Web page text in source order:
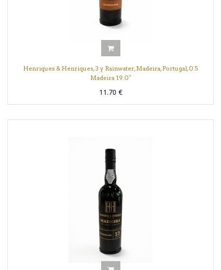
Henriques & Henriques, 3 y Rainwater, Madeira, Portugal, 0.5
Madeira 19.0°
11.70 €